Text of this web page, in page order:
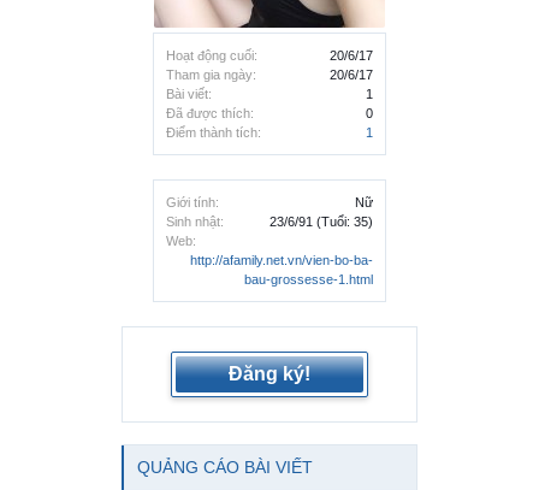
Hoạt động cuối:
20/6/17
Tham gia ngày:
20/6/17
Bài viết:
1
Đã được thích:
0
Điểm thành tích:
1
Giới tính:
Nữ
Sinh nhật:
23/6/91 (Tuổi: 35)
Web:
http://afamily.net.vn/vien-bo-ba-
bau-grossesse-1.html
Đăng ký!
QUẢNG CÁO BÀI VIẾT